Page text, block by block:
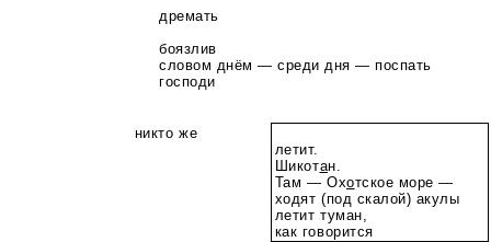
дремать
боязлив
словом днём — среди дня — поспать
господи
никто же
летит.
Шикотан.
Там — Охотское море —
ходят (под скалой) акулы
летит туман,
как говорится